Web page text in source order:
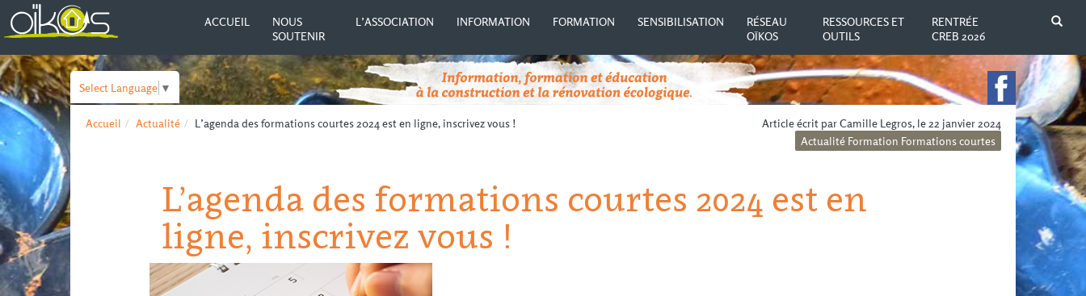
ACCUEIL
NOUS
SOUTENIR
L’ASSOCIATION INFORMATION FORMATION SENSIBILISATION
RÉSEAU
OÏKOS
RESSOURCES ET
OUTILS
RENTRÉE
CREB 2026
Select Language ▼
Accueil Actualité L’agenda des formations courtes 2024 est en ligne, inscrivez vous !
Article écrit par Camille Legros, le 22 janvier 2024
Actualité Formation Formations courtes
L’agenda des formations courtes 2024 est en
ligne, inscrivez vous !